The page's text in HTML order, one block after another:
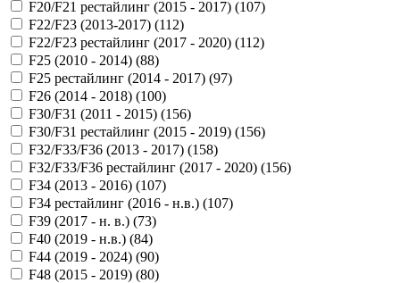
F20/F21 рестайлинг (2015 - 2017) (107)
F22/F23 (2013-2017) (112)
F22/F23 рестайлинг (2017 - 2020) (112)
F25 (2010 - 2014) (88)
F25 рестайлинг (2014 - 2017) (97)
F26 (2014 - 2018) (100)
F30/F31 (2011 - 2015) (156)
F30/F31 рестайлинг (2015 - 2019) (156)
F32/F33/F36 (2013 - 2017) (158)
F32/F33/F36 рестайлинг (2017 - 2020) (156)
F34 (2013 - 2016) (107)
F34 рестайлинг (2016 - н.в.) (107)
F39 (2017 - н. в.) (73)
F40 (2019 - н.в.) (84)
F44 (2019 - 2024) (90)
F48 (2015 - 2019) (80)